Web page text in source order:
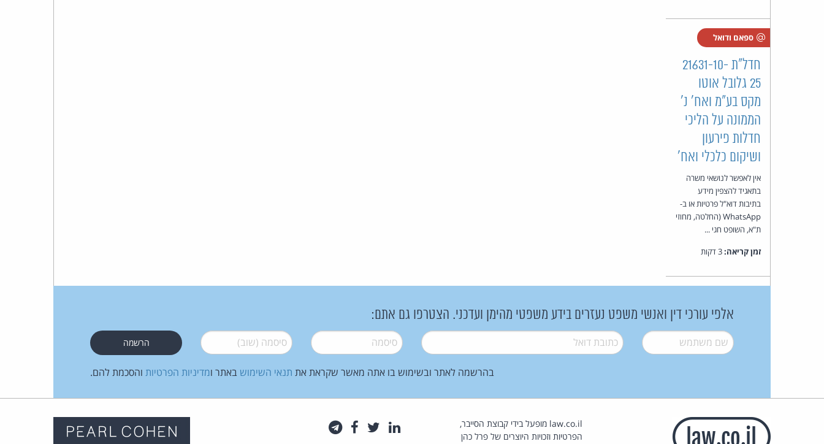
ספאם ודואל
חדל"ת 21631-10-
25 גלובל אוטו
מקס בע״מ ואח' נ'
הממונה על הליכי
חדלות פירעון
ושיקום כלכלי ואח'
אין לאפשר לנושאי משרה
בתאגיד להצפין מידע
בתיבות דוא"ל פרטיות או ב-
WhatsApp (החלטה, מחוזי
ת"א, השופט חגי ...
זמן קריאה:
אלפי עורכי דין ואנשי משפט נעזרים בידע משפטי מהימן ועדכני. הצטרפו גם אתם:
שם משתמש* דואל* סיסמה* סיסמה (שוב)*
בהרשמה לאתר ובשימוש בו אתה מאשר שקראת את תנאי השימוש באתר ומדיניות הפרטיות והסכמת להם.
law.co.il מופעל בידי קבוצת הסייבר,
הפרטיות וזכויות היוצרים של פרל כהן
לינקדאין
טוויטרפייסבוק